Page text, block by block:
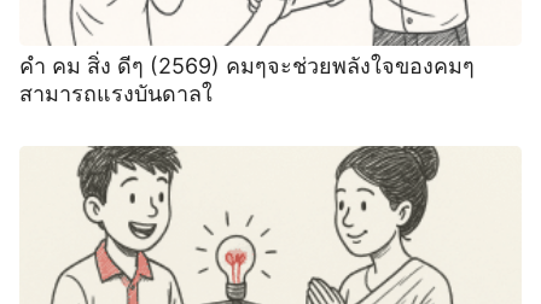
คํา คม สิ่ง ดีๆ (2569) คมๆจะช่วยพลังใจของคมๆ
สามารถแรงบันดาลใ